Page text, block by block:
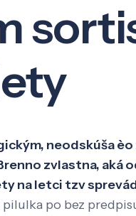
neodskúša
zvlastna, aká
na letci tzv
po bez